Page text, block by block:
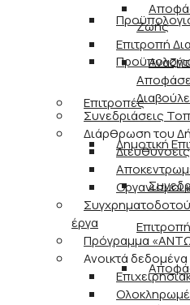
Επιτροπές
Δημοτική
Ζωής
Επιτροπή
Συνεδριάσεις
Διάρθρωση του
Οργανισμοί
έργα
Πρόγραμμα
Ανοικτά δεδομένα